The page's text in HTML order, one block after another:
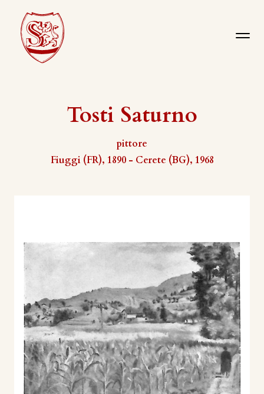
Tosti Saturno
pittore
Fiuggi (FR), 1890 - Cerete (BG), 1968